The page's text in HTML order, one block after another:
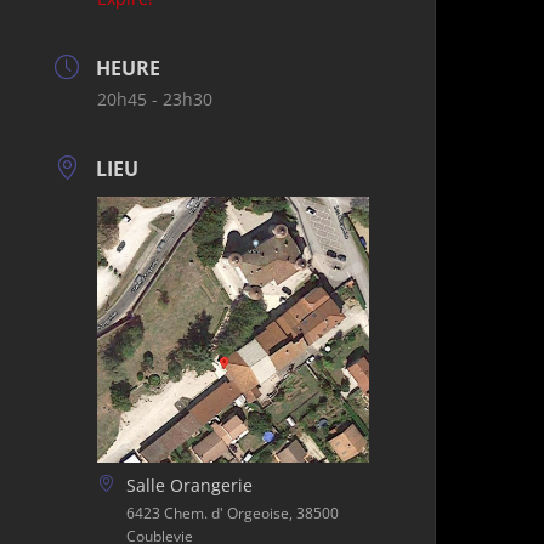
HEURE
20h45 - 23h30
LIEU
Salle Orangerie
6423 Chem. d' Orgeoise, 38500
Coublevie